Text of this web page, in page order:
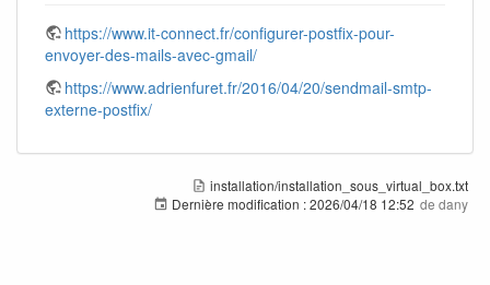
https://www.it-connect.fr/configurer-postfix-pour-
envoyer-des-mails-avec-gmail/
https://www.adrienfuret.fr/2016/04/20/sendmail-smtp-
externe-postfix/
installation/installation_sous_virtual_box.txt
Dernière modification :2026/04/18 12:52 de dany